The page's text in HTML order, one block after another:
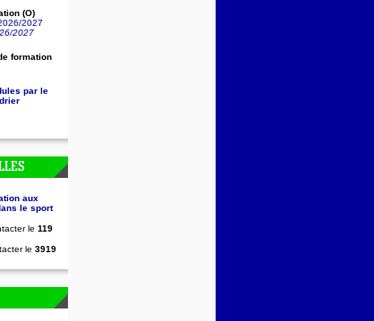
(O)
2027
2027
formation
par le
aux
le sport
le 119
le 3919